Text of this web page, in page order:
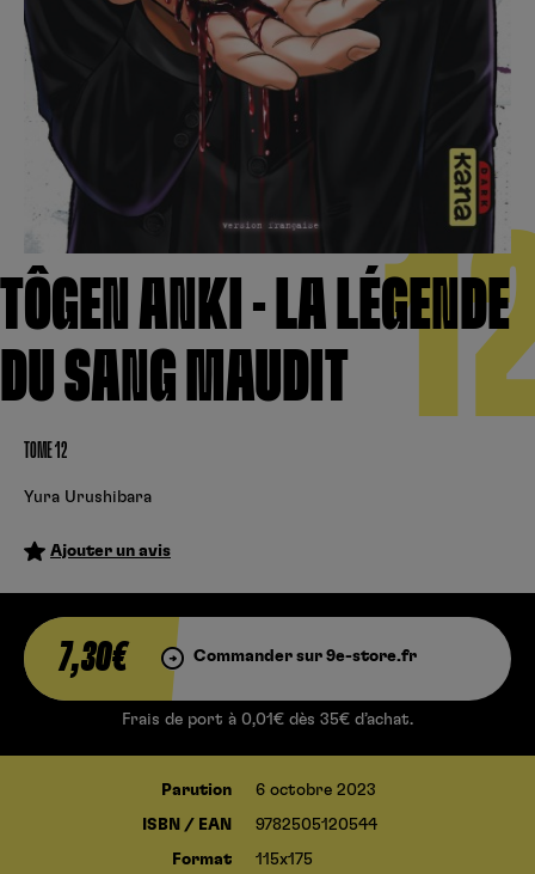
TÔGEN ANKI - LA LÉGENDE
DU SANG MAUDIT
TOME 12
Yura Urushibara
Ajouter un avis
7,30€ Commander sur 9e-store.fr
Frais de port à 0,01€ dès 35€ d’achat.
Parution 6 octobre 2023
ISBN / EAN 9782505120544
Format 115x175
Hunter x Hunter
Fire Force
Black Butler